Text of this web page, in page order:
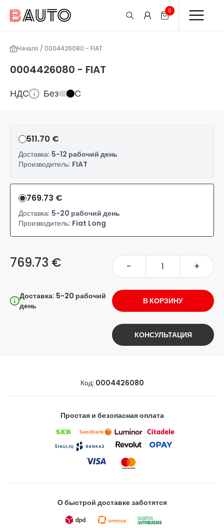
0
Начало / 0004426080 - FIAT
0004426080 - FIAT
НДС Без С
511.70 €
Доставка: 5-12 рабочий день
Производитель: FIAT
769.73 €
Доставка: 5-20 рабочий день
Производитель: Fiat Long
769.73 € - +
Доставка: 5-20 рабочий
день
В КОРЗИНУ
КОНСУЛЬТАЦИЯ
Код: 0004426080
Простая и безопасная оплата
О быстрой доставке заботятся